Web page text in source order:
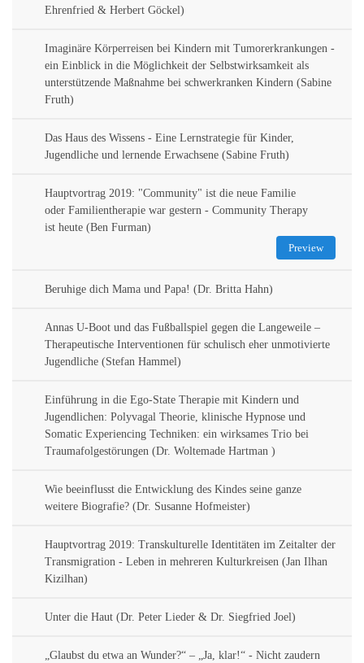
Ehrenfried & Herbert Göckel)
Imaginäre Körperreisen bei Kindern mit Tumorerkrankungen -
ein Einblick in die Möglichkeit der Selbstwirksamkeit als
unterstützende Maßnahme bei schwerkranken Kindern (Sabine
Fruth)
Das Haus des Wissens - Eine Lernstrategie für Kinder,
Jugendliche und lernende Erwachsene (Sabine Fruth)
Hauptvortrag 2019: "Community" ist die neue Familie
oder Familientherapie war gestern - Community Therapy
ist heute (Ben Furman)
Preview
Beruhige dich Mama und Papa! (Dr. Britta Hahn)
Annas U-Boot und das Fußballspiel gegen die Langeweile –
Therapeutische Interventionen für schulisch eher unmotivierte
Jugendliche (Stefan Hammel)
Einführung in die Ego-State Therapie mit Kindern und
Jugendlichen: Polyvagal Theorie, klinische Hypnose und
Somatic Experiencing Techniken: ein wirksames Trio bei
Traumafolgestörungen (Dr. Woltemade Hartman )
Wie beeinflusst die Entwicklung des Kindes seine ganze
weitere Biografie? (Dr. Susanne Hofmeister)
Hauptvortrag 2019: Transkulturelle Identitäten im Zeitalter der
Transmigration - Leben in mehreren Kulturkreisen (Jan Ilhan
Kizilhan)
Unter die Haut (Dr. Peter Lieder & Dr. Siegfried Joel)
„Glaubst du etwa an Wunder?“ – „Ja, klar!“ - Nicht zaudern